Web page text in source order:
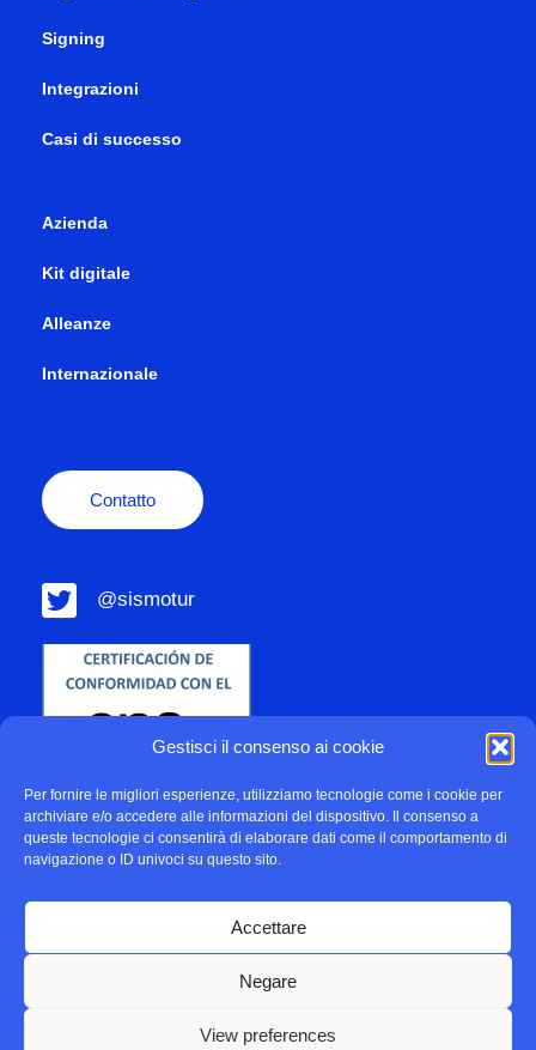
Gestisci il consenso ai cookie
Per fornire le migliori esperienze, utilizziamo tecnologie come i cookie per
archiviare e/o accedere alle informazioni del dispositivo. Il consenso a
queste tecnologie ci consentirà di elaborare dati come il comportamento di
navigazione o ID univoci su questo sito.
Accettare
Negare
View preferences
Signing
Integrazioni
Casi di successo
Azienda
Kit digitale
Alleanze
Internazionale
Contatto
@sismotur
Politica sui cookie